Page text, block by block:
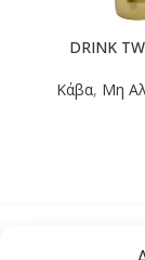
DRINK
Κάβα, Μη